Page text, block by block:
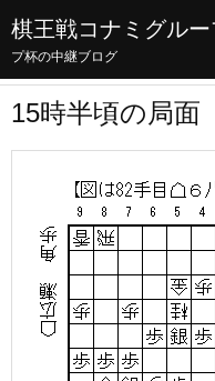
棋王戦コナミグル
プ杯の中継ブログ
15時半頃の局面